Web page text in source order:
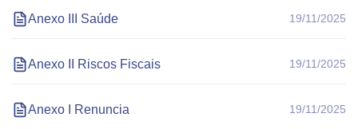
Anexo III Saúde 19/11/2025
Anexo II Riscos Fiscais 19/11/2025
Anexo I Renuncia 19/11/2025